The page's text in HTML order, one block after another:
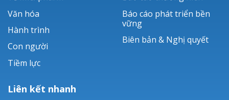
Văn hóa
Hành trình
Con người
Tiềm lực
Báo cáo phát triển bền
vững
Biên bản & Nghị quyết
Liên kết nhanh